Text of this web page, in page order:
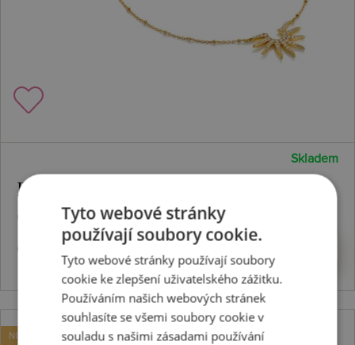
Skladem
Pozlacený stříbrný náhrdelník X
Golden Edit SOL DN237
6080 Kč
Koupit
NOVINKA
Tyto webové stránky
používají soubory cookie.
Tyto webové stránky používají soubory
cookie ke zlepšení uživatelského zážitku.
Používáním našich webových stránek
souhlasíte se všemi soubory cookie v
souladu s našimi zásadami používání